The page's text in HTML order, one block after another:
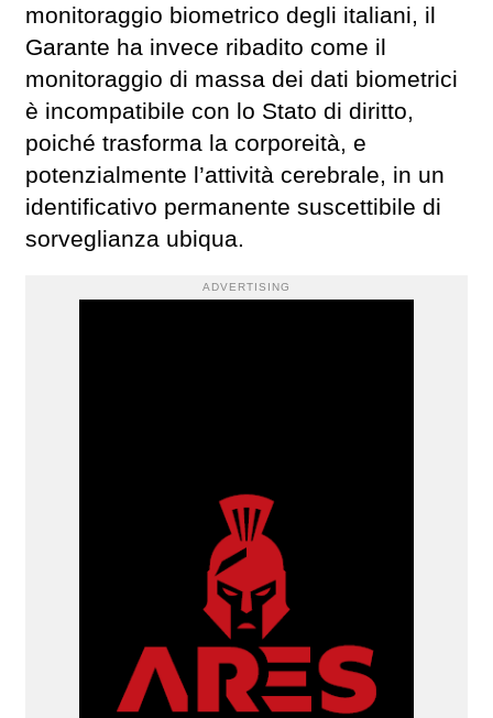
monitoraggio biometrico degli italiani, il
Garante ha invece ribadito come il
monitoraggio di massa dei dati biometrici
è incompatibile con lo Stato di diritto,
poiché trasforma la corporeità, e
potenzialmente l’attività cerebrale, in un
identificativo permanente suscettibile di
sorveglianza ubiqua.
ADVERTISING